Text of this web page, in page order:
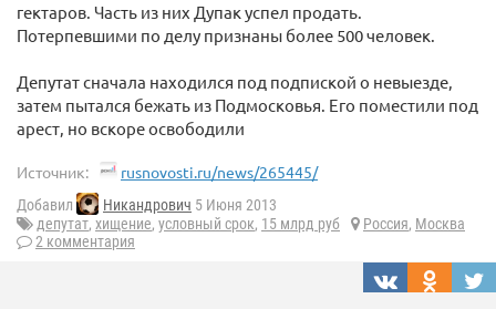
гектаров. Часть из них Дупак успел продать.
Потерпевшими по делу признаны более 500 человек.
Депутат сначала находился под подпиской о невыезде,
затем пытался бежать из Подмосковья. Его поместили под
арест, но вскоре освободили
Источник: rusnovosti.ru/news/265445/
Добавил Никандрович 5 Июня 2013
депутат, хищение, условный срок, 15 млрд руб Россия, Москва
2 комментария